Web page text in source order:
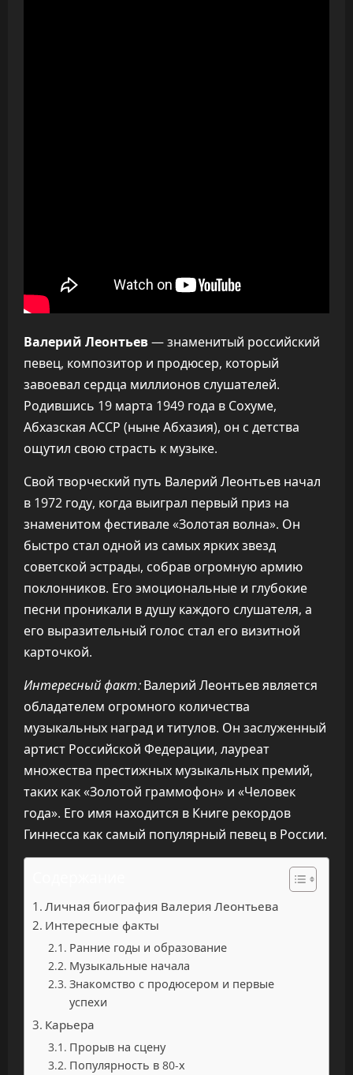
Валерий Леонтьев— знаменитый российский
певец, композитор и продюсер, который
завоевал сердца миллионов слушателей.
Родившись 19 марта 1949 года в Сохуме,
Абхазская АССР (ныне Абхазия), он с детства
ощутил свою страсть к музыке.
Свой творческий путь Валерий Леонтьев начал
в 1972 году, когда выиграл первый приз на
знаменитом фестивале «Золотая волна». Он
быстро стал одной из самых ярких звезд
советской эстрады, собрав огромную армию
поклонников. Его эмоциональные и глубокие
песни проникали в душу каждого слушателя, а
его выразительный голос стал его визитной
карточкой.
Интересный факт:Валерий Леонтьев является
обладателем огромного количества
музыкальных наград и титулов. Он заслуженный
артист Российской Федерации, лауреат
множества престижных музыкальных премий,
таких как «Золотой граммофон» и «Человек
года». Его имя находится в Книге рекордов
Гиннесса как самый популярный певец в России.
Личная биография Валерия Леонтьева
Интересные факты
Ранние годы и образование
Музыкальные начала
Знакомство с продюсером и первые
успехи
Карьера
Прорыв на сцену
Популярность в 80-х